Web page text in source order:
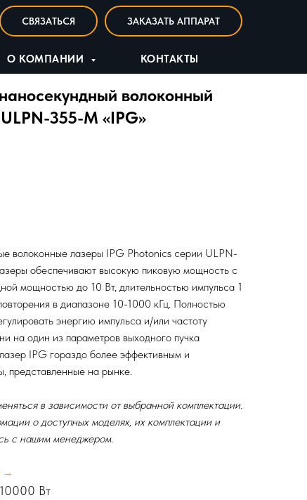
СВЯЗАТЬСЯ ЗАКАЗАТЬ АППАРАТ
О КОМПАНИИ КОНТАКТЫ
волоконный
355-M «IPG»
волоконные лазеры IPG Photonics серии ULPN-
обеспечивают высокую пиковую мощность с
мощностью до 10 Вт, длительностью импульса 1
в диапазоне 10-1000 кГц. Полностью
энергию импульса и/или частоту
на один из параметров выходного пучка
IPG гораздо более эффективным и
представленные на рынке.
в зависимости от выбранной комплектации.
о доступных моделях, их комплектации и
с нашим менеджером.
→
Вт